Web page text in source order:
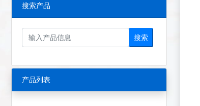
搜索产品
搜索
产品列表